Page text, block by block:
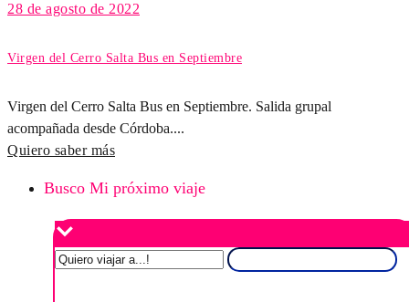
28 de agosto de 2022
Virgen del Cerro Salta Bus en Septiembre
Virgen del Cerro Salta Bus en Septiembre. Salida grupal
acompañada desde Córdoba....
Quiero saber más
Busco Mi próximo viaje